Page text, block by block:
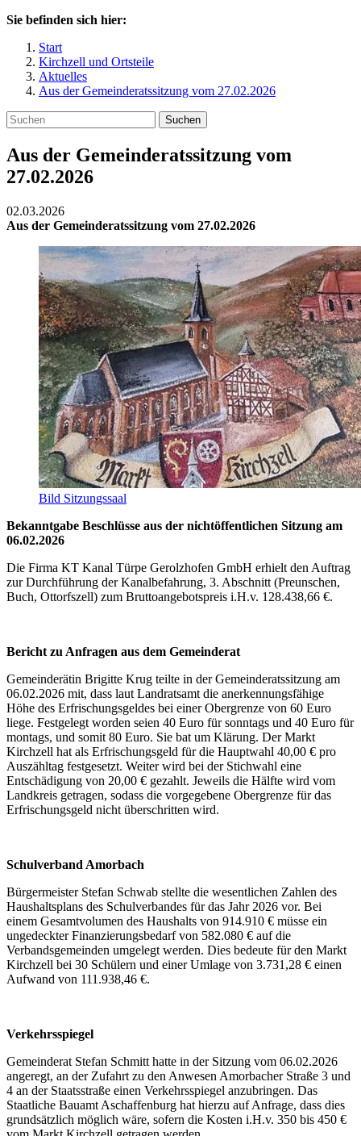
Sie befinden sich hier:
Start
Kirchzell und Ortsteile
Aktuelles
Aus der Gemeinderatssitzung vom 27.02.2026
Suchen
Aus der Gemeinderatssitzung vom
27.02.2026
02.03.2026
Aus der Gemeinderatssitzung vom 27.02.2026
Bild Sitzungssaal
Bekanntgabe Beschlüsse aus der nichtöffentlichen Sitzung am
06.02.2026
Die Firma KT Kanal Türpe Gerolzhofen GmbH erhielt den Auftrag
zur Durchführung der Kanalbefahrung, 3. Abschnitt (Preunschen,
Buch, Ottorfszell) zum Bruttoangebotspreis i.H.v. 128.438,66 €.
Bericht zu Anfragen aus dem Gemeinderat
Gemeinderätin Brigitte Krug teilte in der Gemeinderatssitzung am
06.02.2026 mit, dass laut Landratsamt die anerkennungsfähige
Höhe des Erfrischungsgeldes bei einer Obergrenze von 60 Euro
liege. Festgelegt worden seien 40 Euro für sonntags und 40 Euro für
montags, und somit 80 Euro. Sie bat um Klärung. Der Markt
Kirchzell hat als Erfrischungsgeld für die Hauptwahl 40,00 € pro
Auszähltag festgesetzt. Weiter wird bei der Stichwahl eine
Entschädigung von 20,00 € gezahlt. Jeweils die Hälfte wird vom
Landkreis getragen, sodass die vorgegebene Obergrenze für das
Erfrischungsgeld nicht überschritten wird.
Schulverband Amorbach
Bürgermeister Stefan Schwab stellte die wesentlichen Zahlen des
Haushaltsplans des Schulverbandes für das Jahr 2026 vor. Bei
einem Gesamtvolumen des Haushalts von 914.910 € müsse ein
ungedeckter Finanzierungsbedarf von 582.080 € auf die
Verbandsgemeinden umgelegt werden. Dies bedeute für den Markt
Kirchzell bei 30 Schülern und einer Umlage von 3.731,28 € einen
Aufwand von 111.938,46 €.
Verkehrsspiegel
Gemeinderat Stefan Schmitt hatte in der Sitzung vom 06.02.2026
angeregt, an der Zufahrt zu den Anwesen Amorbacher Straße 3 und
4 an der Staatsstraße einen Verkehrsspiegel anzubringen. Das
Staatliche Bauamt Aschaffenburg hat hierzu auf Anfrage, dass dies
grundsätzlich möglich wäre, sofern die Kosten i.H.v. 350 bis 450 €